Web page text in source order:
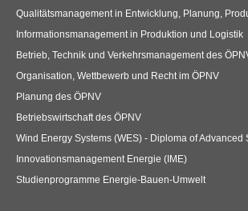
Qualitätsmanagement in Entwicklung, Planung,
Informationsmanagement in Produktion und Logistik
Betrieb, Technik und Verkehrsmanagement des
Organisation, Wettbewerb und Recht im ÖPNV
Planung des ÖPNV
Betriebswirtschaft des ÖPNV
Wind Energy Systems (WES) - Diploma of Advanced
Innovationsmanagement Energie (IME)
Studienprogramme Energie-Bauen-Umwelt